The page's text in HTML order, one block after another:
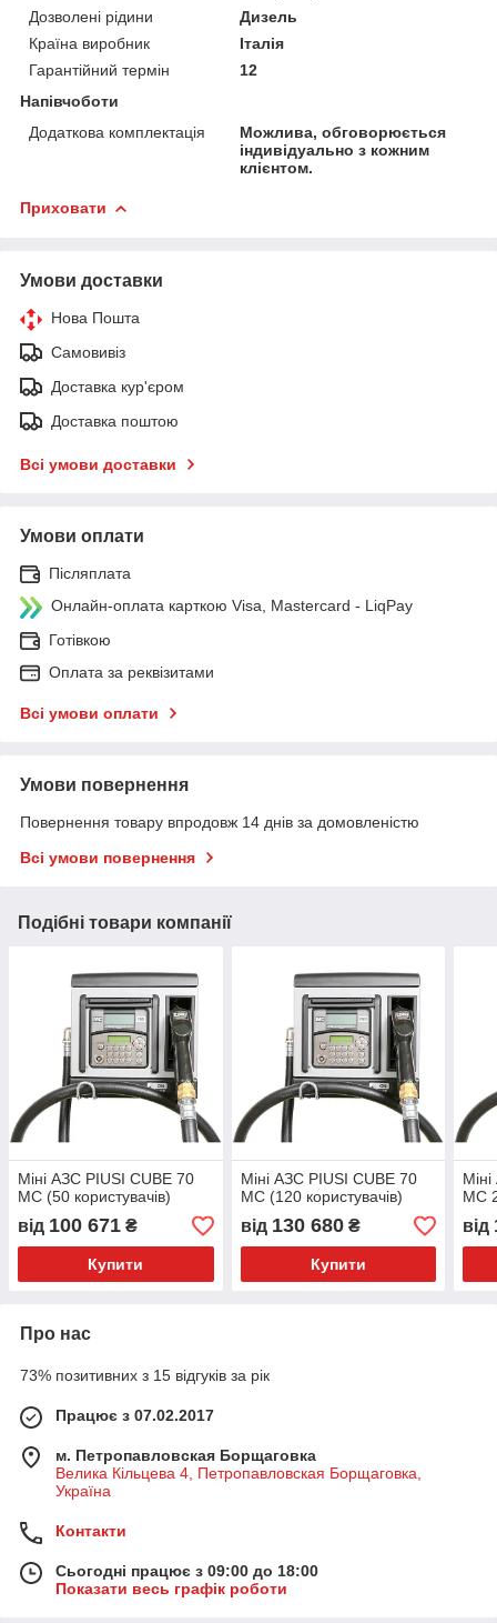
Дозволені рідини
Дизель
Країна виробник
Італія
Гарантійний термін
12
Напівчоботи
Додаткова комплектація
Можлива, обговорюється
індивідуально з кожним
клієнтом.
Приховати
Умови доставки
Нова Пошта
Самовивіз
Доставка кур'єром
Доставка поштою
Всі умови доставки
Умови оплати
Післяплата
Онлайн-оплата карткою Visa, Mastercard - LiqPay
Готівкою
Оплата за реквізитами
Всі умови оплати
Умови повернення
Повернення товару впродовж 14 днів за домовленістю
Всі умови повернення
Подібні товари компанії
Міні АЗС PIUSI CUBE 70
MC (50 користувачів)
від 100 671 ₴
Купити
Міні АЗС PIUSI CUBE 70
MC (120 користувачів)
від 130 680₴
Купити
MC
від
Про нас
73% позитивних з 15 відгуків за рік
Працює з 07.02.2017
м. Петропавловская Борщаговка
Велика Кільцева 4, Петропавловская Борщаговка,
Україна
Контакти
Сьогодні працює з 09:00 до 18:00
Показати весь графік роботи